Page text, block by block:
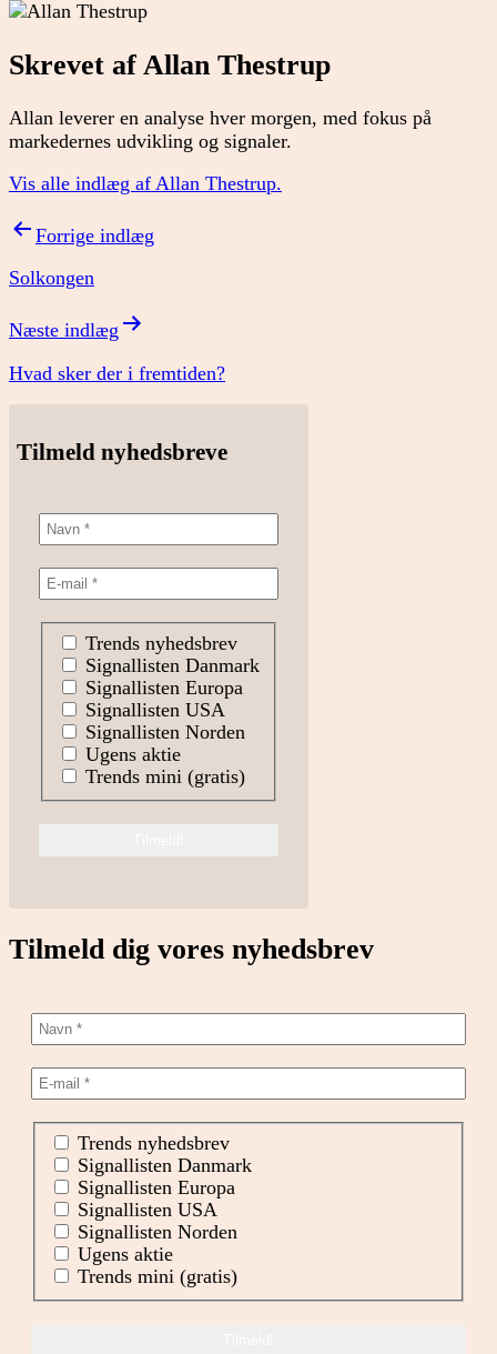
Skrevet af Allan Thestrup
Allan leverer en analyse hver morgen, med fokus på
markedernes udvikling og signaler.
Vis alle indlæg af Allan Thestrup.
Indlægsnavigation
Forrige indlæg
Solkongen
Næste indlæg
Hvad sker der i fremtiden?
Tilmeld nyhedsbreve
Trends nyhedsbrev
Signallisten Danmark
Signallisten Europa
Signallisten USA
Signallisten Norden
Ugens aktie
Trends mini (gratis)
Tilmeld dig vores nyhedsbrev
Trends nyhedsbrev
Signallisten Danmark
Signallisten Europa
Signallisten USA
Signallisten Norden
Ugens aktie
Trends mini (gratis)